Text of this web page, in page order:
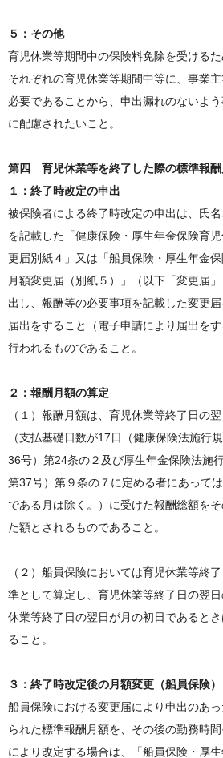
５：その他
育児休業等期間中の保険料免除を受ける
それぞれの育児休業等期間中等に、事業
必要であることから、申出漏れのないよ
に配慮されたいこと。
第四 育児休業等を終了した際の標準報酬
１：終了時改定の申出
被保険者による終了時改定の申出は、氏
を記載した「健康保険・厚生年金保険育
更届別紙４」又は「船員保険・厚生年金
月額変更届（別紙５）」（以下「変更届
出し、報酬等の必要事項を記載した変更
届出をすること（電子申請により届出を
行われるものであること。
２：報酬月額の算定
（１）報酬月額は、育児休業等終了日の
（支払基礎日数が17日（健康保険法施行
36号）第24条の２及び厚生年金保険法施
第37号）第９条の７に定める者にあって
である月は除く。）に受けた報酬総額を
た額とされるものであること。
（２）船員保険においては育児休業等終
準として算定し、育児休業等終了日の翌
休業等終了日の翌日が月の初日であると
ること。
３：終了時改定後の月額変更（船員保険）
船員保険における変更届により申出のあ
られた標準報酬月額を、その後の勤務時
により改定する場合は、「船員保険・厚